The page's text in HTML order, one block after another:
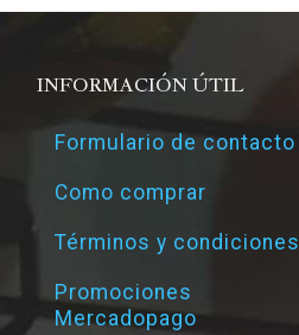
INFORMACIÓN ÚTIL
Formulario de contacto
Como comprar
Términos y condiciones
Promociones
Mercadopago